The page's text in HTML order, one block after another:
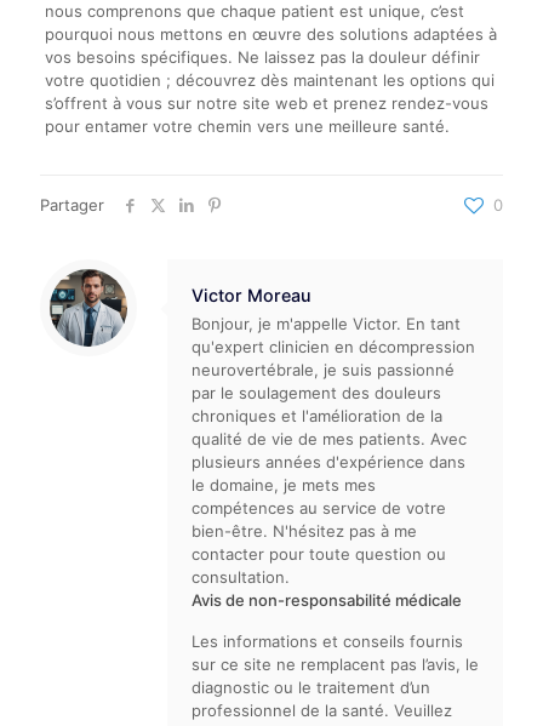
nous comprenons que chaque patient est unique, c’est
pourquoi nous mettons en œuvre des solutions adaptées à
vos besoins spécifiques. Ne laissez pas la douleur définir
votre quotidien ; découvrez dès maintenant les options qui
s’offrent à vous sur notre site web et prenez rendez-vous
pour entamer votre chemin vers une meilleure santé.
Partager 0
Victor Moreau
Bonjour, je m'appelle Victor. En tant
qu'expert clinicien en décompression
neurovertébrale, je suis passionné
par le soulagement des douleurs
chroniques et l'amélioration de la
qualité de vie de mes patients. Avec
plusieurs années d'expérience dans
le domaine, je mets mes
compétences au service de votre
bien-être. N'hésitez pas à me
contacter pour toute question ou
consultation.
Avis de non-responsabilité médicale
Les informations et conseils fournis
sur ce site ne remplacent pas l’avis, le
diagnostic ou le traitement d’un
professionnel de la santé. Veuillez